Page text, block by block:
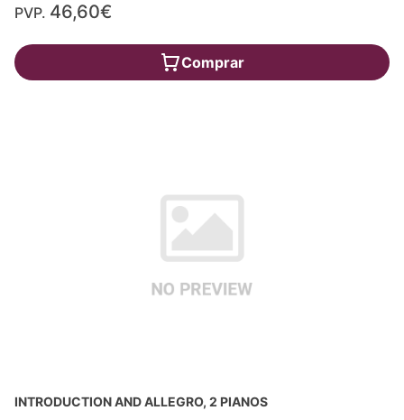
PVP. 46,60€
Comprar
INTRODUCTION AND ALLEGRO, 2 PIANOS